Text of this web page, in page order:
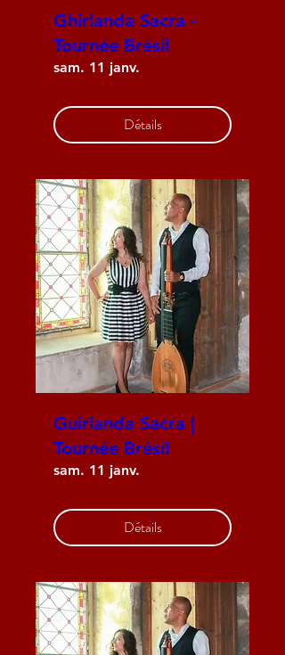
Ghirlanda Sacra -
Tournée Brésil
sam. 11 janv.
Détails
Guirlanda Sacra |
Tournée Brésil
sam. 11 janv.
Détails